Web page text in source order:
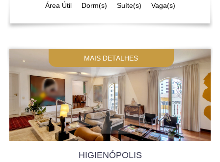
Área Útil
Dorm(s)
Suíte(s)
Vaga(s)
MAIS DETALHES
HIGIENÓPOLIS